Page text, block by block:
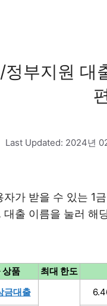
부지원 대
Last Updated: 2024년
자가 받을 수 있는 1
출 이름을 눌러 해
상품 최대 한도
금대출